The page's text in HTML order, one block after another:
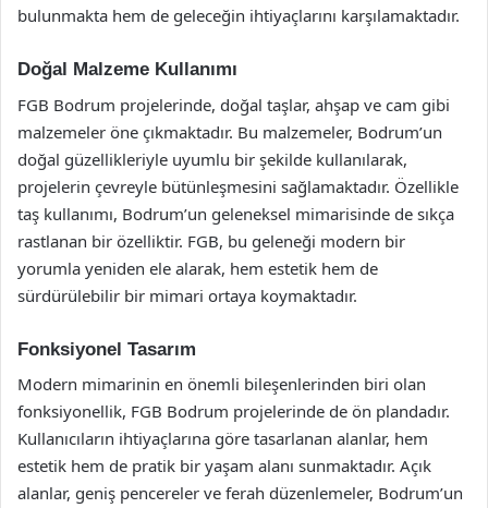
bulunmakta hem de geleceğin ihtiyaçlarını karşılamaktadır.
Doğal Malzeme Kullanımı
FGB Bodrum projelerinde, doğal taşlar, ahşap ve cam gibi
malzemeler öne çıkmaktadır. Bu malzemeler, Bodrum’un
doğal güzellikleriyle uyumlu bir şekilde kullanılarak,
projelerin çevreyle bütünleşmesini sağlamaktadır. Özellikle
taş kullanımı, Bodrum’un geleneksel mimarisinde de sıkça
rastlanan bir özelliktir. FGB, bu geleneği modern bir
yorumla yeniden ele alarak, hem estetik hem de
sürdürülebilir bir mimari ortaya koymaktadır.
Fonksiyonel Tasarım
Modern mimarinin en önemli bileşenlerinden biri olan
fonksiyonellik, FGB Bodrum projelerinde de ön plandadır.
Kullanıcıların ihtiyaçlarına göre tasarlanan alanlar, hem
estetik hem de pratik bir yaşam alanı sunmaktadır. Açık
alanlar, geniş pencereler ve ferah düzenlemeler, Bodrum’un